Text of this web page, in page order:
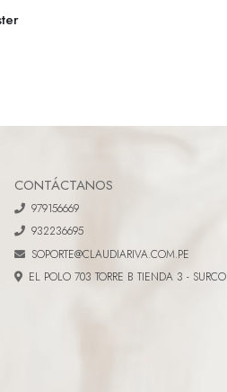
CONTÁCTANOS
979156669
932236695
SOPORTE@CLAUDIARIVA.COM.PE
EL POLO 703 TORRE B TIENDA 3 - SURCO